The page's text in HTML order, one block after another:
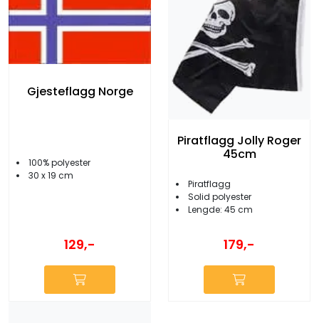
Gjesteflagg Norge
100% polyester
30 x 19 cm
129,-
Piratflagg Jolly Roger
45cm
Piratflagg
Solid polyester
Lengde: 45 cm
179,-